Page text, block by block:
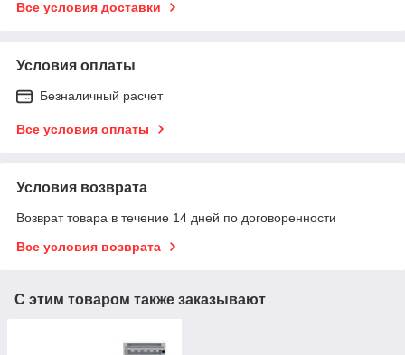
Все условия доставки
Условия оплаты
Безналичный расчет
Все условия оплаты
Условия возврата
Возврат товара в течение 14 дней по договоренности
Все условия возврата
С этим товаром также заказывают